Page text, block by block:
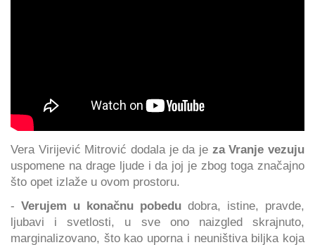
Vera Virijević Mitrović dodala je da je za Vranje vezuju
uspomene na drage ljude i da joj je zbog toga značajno
što opet izlaže u ovom prostoru.
- Verujem u konačnu pobedu dobra, istine, pravde,
ljubavi i svetlosti, u sve ono naizgled skrajnuto,
marginalizovano, što kao uporna i neuništiva biljka koja